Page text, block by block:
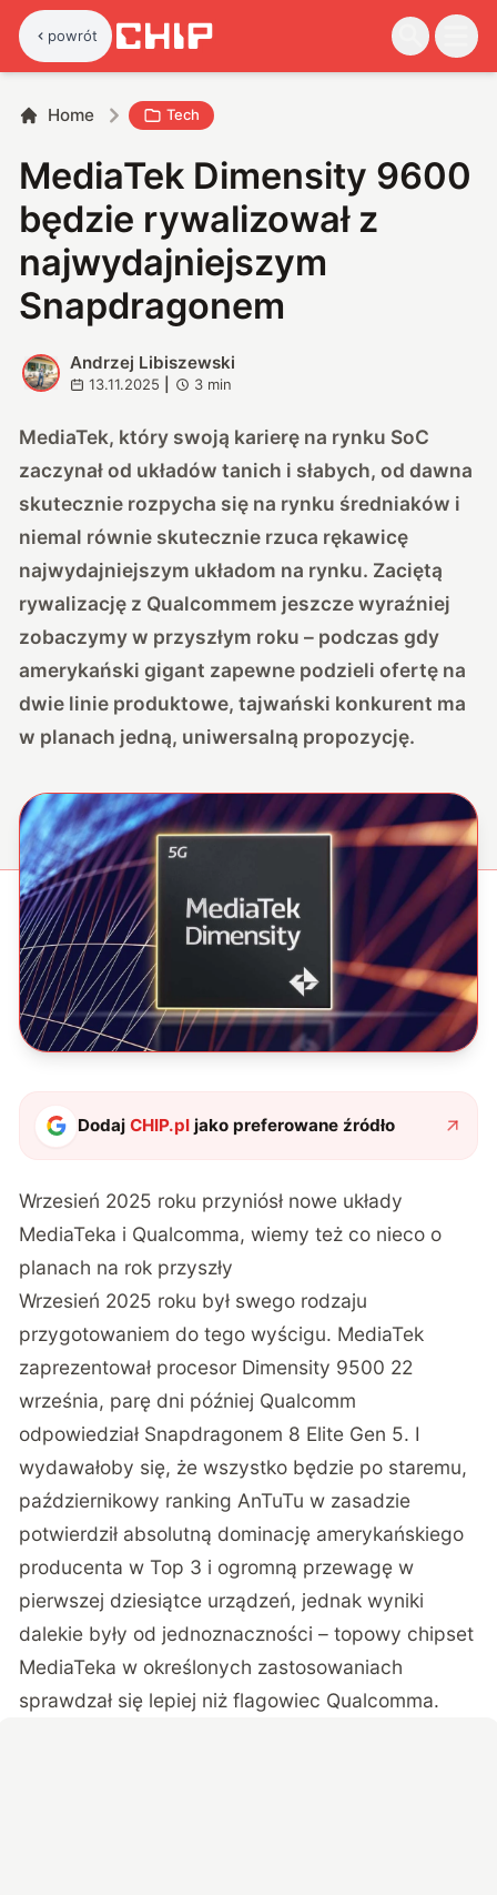
powrót
Home Tech
MediaTek Dimensity 9600
będzie rywalizował z
najwydajniejszym
Snapdragonem
A
Andrzej Libiszewski
13.11.2025 3 min
MediaTek, który swoją karierę na rynku SoC
zaczynał od układów tanich i słabych, od dawna
skutecznie rozpycha się na rynku średniaków i
niemal równie skutecznie rzuca rękawicę
najwydajniejszym układom na rynku. Zaciętą
rywalizację z Qualcommem jeszcze wyraźniej
zobaczymy w przyszłym roku – podczas gdy
amerykański gigant zapewne podzieli ofertę na
dwie linie produktowe, tajwański konkurent ma
w planach jedną, uniwersalną propozycję.
DodajCHIP.pl jako preferowane źródło
Wrzesień 2025 roku przyniósł nowe układy
MediaTeka i Qualcomma, wiemy też co nieco o
planach na rok przyszły
Wrzesień 2025 roku był swego rodzaju
przygotowaniem do tego wyścigu. MediaTek
zaprezentował procesor Dimensity 9500 22
września, parę dni później Qualcomm
odpowiedział Snapdragonem 8 Elite Gen 5. I
wydawałoby się, że wszystko będzie po staremu,
październikowy ranking AnTuTu w zasadzie
potwierdził absolutną dominację amerykańskiego
producenta w Top 3 i ogromną przewagę w
pierwszej dziesiątce urządzeń, jednak wyniki
dalekie były od jednoznaczności – topowy chipset
MediaTeka w określonych zastosowaniach
sprawdzał się lepiej niż flagowiec Qualcomma.